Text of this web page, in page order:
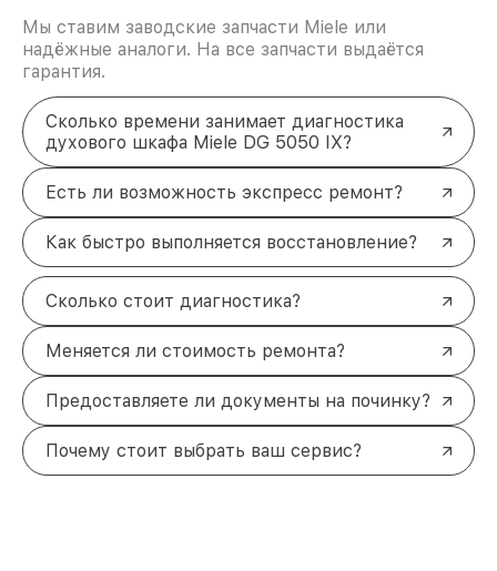
Мы ставим заводские запчасти Miele или
надёжные аналоги. На все запчасти выдаётся
гарантия.
Сколько времени занимает диагностика
духового шкафа Miele DG 5050 IX?
Есть ли возможность экспресс ремонт?
Как быстро выполняется восстановление?
Сколько стоит диагностика?
Меняется ли стоимость ремонта?
Предоставляете ли документы на починку?
Почему стоит выбрать ваш сервис?